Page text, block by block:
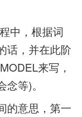
中，根据词
话，并在此阶
来写，
等)。
的意思，第一